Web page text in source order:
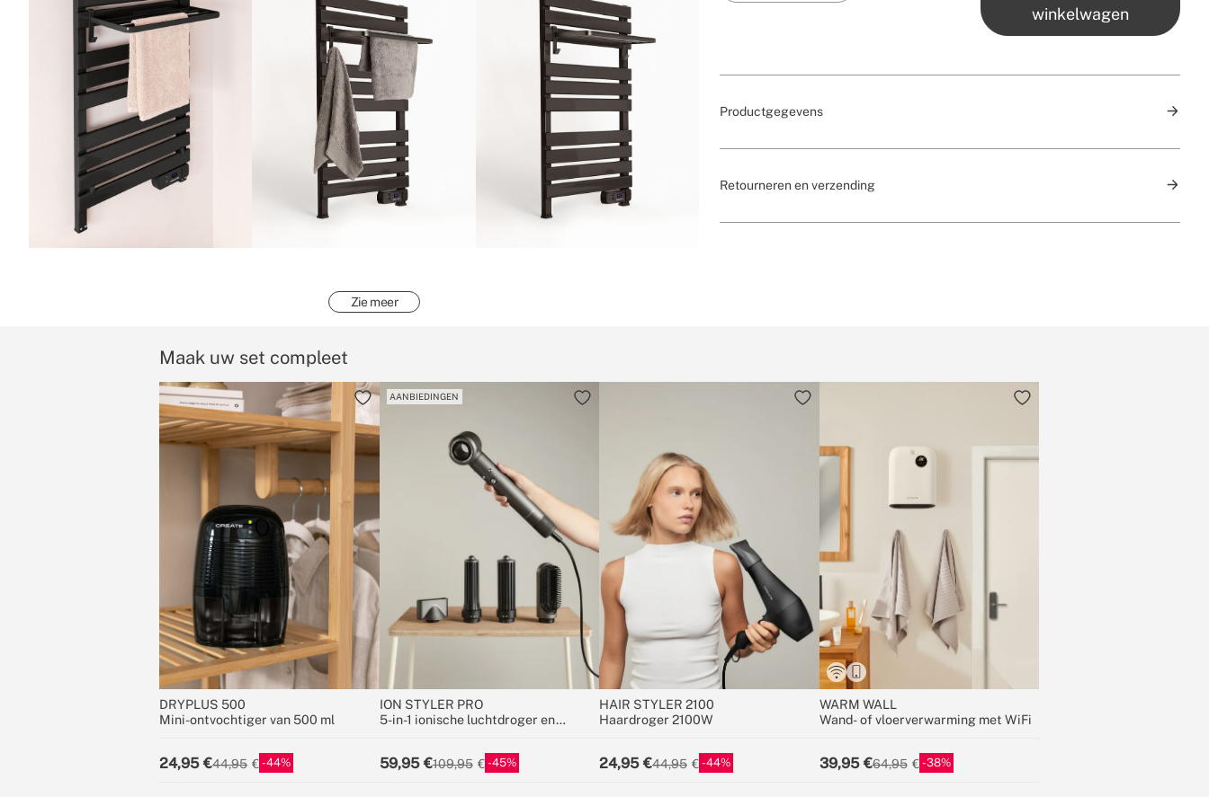
Zie meer
winkelwagen
Productgegevens
Retourneren en verzending
Maak uw set compleet
DRYPLUS 500
Mini-ontvochtiger van 500 ml
24,95 44,95 44
AANBIEDINGEN
ION STYLER PRO
5-in-1 ionische luchtdroger en
59,95 109,95 45
HAIR STYLER 2100
Haardroger 2100W
24,95 44,95 44
WARM WALL
Wand- of vloerverwarming met WiFi
39,95 64,95 38